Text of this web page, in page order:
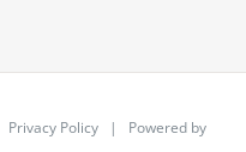
Privacy Policy | Powered by